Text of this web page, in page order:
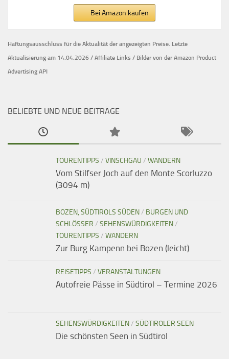
Bei Amazon kaufen
Haftungsausschluss für die Aktualität der angezeigten Preise. Letzte
Aktualisierung am 14.04.2026 / Affiliate Links / Bilder von der Amazon Product
Advertising API
BELIEBTE UND NEUE BEITRÄGE
TOURENTIPPS / VINSCHGAU / WANDERN
Vom Stilfser Joch auf den Monte Scorluzzo
(3094 m)
BOZEN, SÜDTIROLS SÜDEN/ BURGEN UND
SCHLÖSSER / SEHENSWÜRDIGKEITEN/
TOURENTIPPS / WANDERN
Zur Burg Kampenn bei Bozen (leicht)
REISETIPPS / VERANSTALTUNGEN
Autofreie Pässe in Südtirol – Termine 2026
SEHENSWÜRDIGKEITEN/ SÜDTIROLER SEEN
Die schönsten Seen in Südtirol